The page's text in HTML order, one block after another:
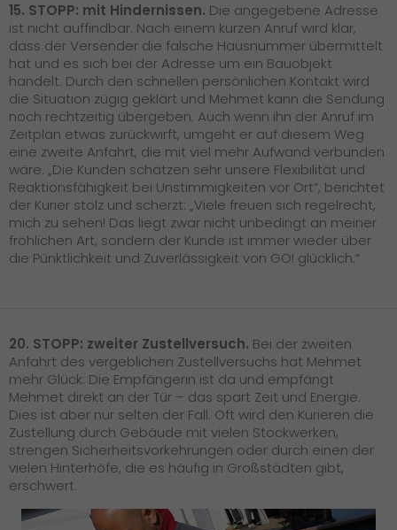
15. STOPP: mit Hindernissen. Die angegebene Adresse
ist nicht auffindbar. Nach einem kurzen Anruf wird klar,
dass der Versender die falsche Hausnummer übermittelt
hat und es sich bei der Adresse um ein Bauobjekt
handelt. Durch den schnellen persönlichen Kontakt wird
die Situation zügig geklärt und Mehmet kann die Sendung
noch rechtzeitig übergeben. Auch wenn ihn der Anruf im
Zeitplan etwas zurückwirft, umgeht er auf diesem Weg
eine zweite Anfahrt, die mit viel mehr Aufwand verbunden
wäre. „Die Kunden schätzen sehr unsere Flexibilität und
Reaktionsfähigkeit bei Unstimmigkeiten vor Ort“, berichtet
der Kurier stolz und scherzt: „Viele freuen sich regelrecht,
mich zu sehen! Das liegt zwar nicht unbedingt an meiner
fröhlichen Art, sondern der Kunde ist immer wieder über
die Pünktlichkeit und Zuverlässigkeit von GO! glücklich.“
20. STOPP: zweiter Zustellversuch. Bei der zweiten
Anfahrt des vergeblichen Zustellversuchs hat Mehmet
mehr Glück: Die Empfängerin ist da und empfängt
Mehmet direkt an der Tür – das spart Zeit und Energie.
Dies ist aber nur selten der Fall. Oft wird den Kurieren die
Zustellung durch Gebäude mit vielen Stockwerken,
strengen Sicherheitsvorkehrungen oder durch einen der
vielen Hinterhöfe, die es häufig in Großstädten gibt,
erschwert.